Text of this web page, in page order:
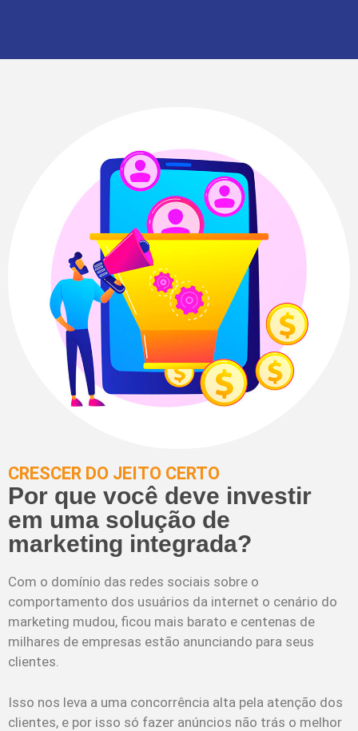
CRESCER DO JEITO CERTO
Por que você deve investir
em uma solução de
marketing integrada?
Com o domínio das redes sociais sobre o
comportamento dos usuários da internet o cenário do
marketing mudou, ficou mais barato e centenas de
milhares de empresas estão anunciando para seus
clientes.
Isso nos leva a uma concorrência alta pela atenção dos
clientes, e por isso só fazer anúncios não trás o melhor